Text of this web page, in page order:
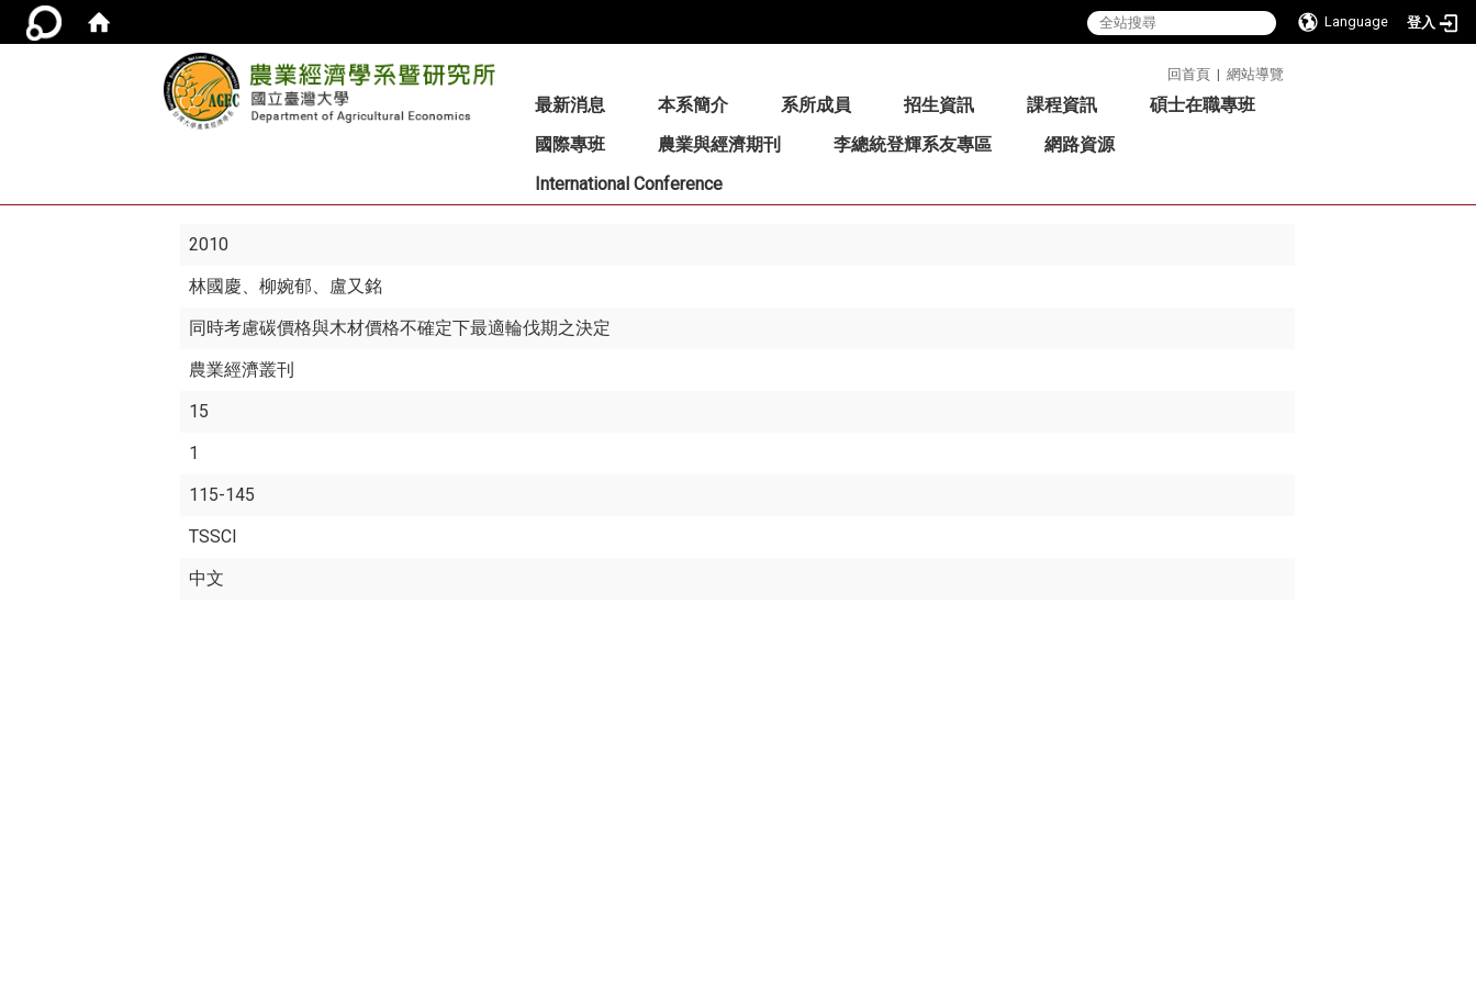
Language 登入
回首頁 | 網站導覽
最新消息 本系簡介 系所成員 招生資訊 課程資訊
碩士在職專班
國際專班
農業與經濟期刊 李總統登輝系友專區
網路資源
International Conference
2010
林國慶、柳婉郁、盧又銘
同時考慮碳價格與木材價格不確定下最適輪伐期之決定
農業經濟叢刊
15
1
115-145
TSSCI
中文